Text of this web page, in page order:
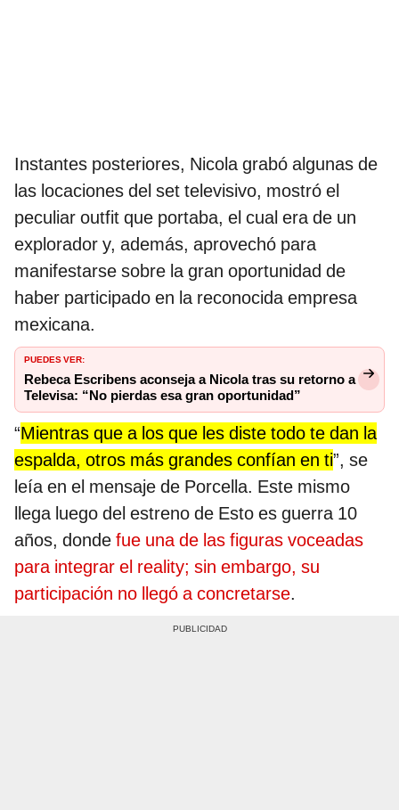
Instantes posteriores, Nicola grabó algunas de
las locaciones del set televisivo, mostró el
peculiar outfit que portaba, el cual era de un
explorador y, además, aprovechó para
manifestarse sobre la gran oportunidad de
haber participado en la reconocida empresa
mexicana.
PUEDES VER:
Rebeca Escribens aconseja a Nicola tras su retorno a
Televisa: “No pierdas esa gran oportunidad”
“Mientras que a los que les diste todo te dan la
espalda, otros más grandes confían en ti”, se
leía en el mensaje de Porcella. Este mismo
llega luego del estreno de Esto es guerra 10
años, donde fue una de las figuras voceadas
para integrar el reality; sin embargo, su
participación no llegó a concretarse.